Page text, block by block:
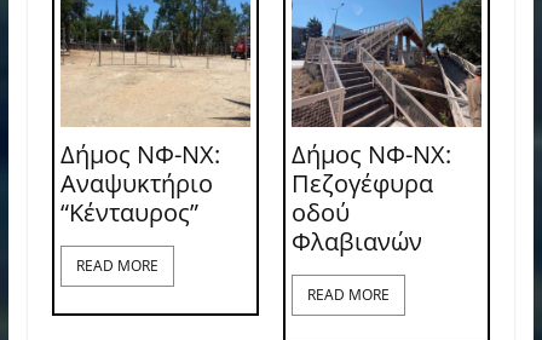
Δήμος ΝΦ-ΝΧ:
Αναψυκτήριο
“Κένταυρος”
READ MORE
Δήμος ΝΦ-ΝΧ:
Πεζογέφυρα
οδού
Φλαβιανών
READ MORE